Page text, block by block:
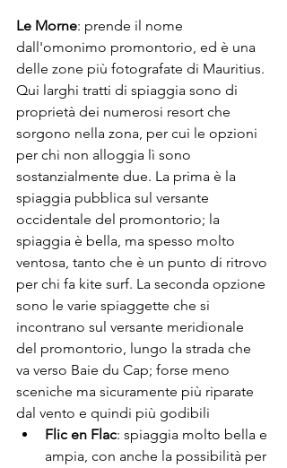
Le Morne: prende il nome
dall'omonimo promontorio, ed è una
delle zone più fotografate di Mauritius.
Qui larghi tratti di spiaggia sono di
proprietà dei numerosi resort che
sorgono nella zona, per cui le opzioni
per chi non alloggia lì sono
sostanzialmente due. La prima è la
spiaggia pubblica sul versante
occidentale del promontorio; la
spiaggia è bella, ma spesso molto
ventosa, tanto che è un punto di ritrovo
per chi fa kite surf. La seconda opzione
sono le varie spiaggette che si
incontrano sul versante meridionale
del promontorio, lungo la strada che
va verso Baie du Cap; forse meno
sceniche ma sicuramente più riparate
dal vento e quindi più godibili
Flic en Flac: spiaggia molto bella e
ampia, con anche la possibilità per